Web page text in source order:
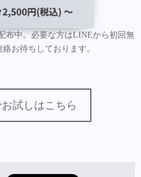
布中。必要な方はLINEから初回無
お待ちしております。
試しはこちら